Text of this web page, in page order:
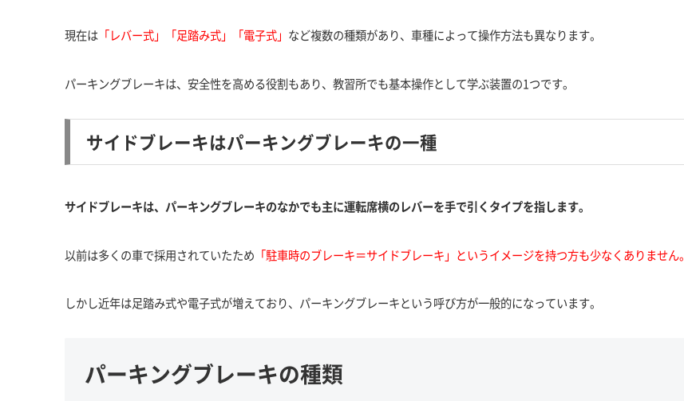
現在は「レバー式」「足踏み式」「電子式」 など複数の種類があり、車種によって操作方法も異なります。
パーキングブレーキは、安全性を高める役割もあり、教習所でも基本操作として学ぶ装置の1つです。
サイドブレーキはパーキングブレーキの一種
サイドブレーキは、パーキングブレーキのなかでも主に運転席横のレバーを手で引くタイプを指します。
以前は多くの車で採用されていたため 「駐車時のブレーキ＝サイドブレーキ」というイメージを持つ方も少なくありません。
しかし近年は足踏み式や電子式が増えており、パーキングブレーキという呼び方が一般的になっています。
パーキングブレーキの種類